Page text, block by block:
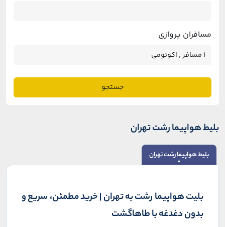
مسافران پروازی
جستجو
بلیط هواپیما رشت تهران
بلیط هواپیما رشت تهران
بلیت هواپیما رشت به تهران | خرید مطمئن، سریع و
بدون دغدغه با طاهاگشت